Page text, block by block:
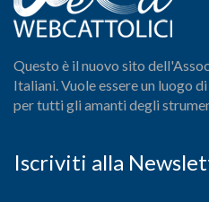
Questo è il nuovo sito
Italiani. Vuole essere un luogo
per tutti gli amanti degli
Iscriviti alla